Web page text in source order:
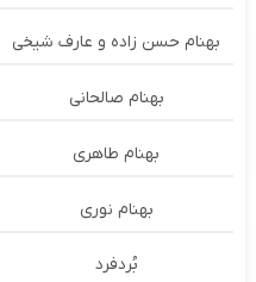
بهنام حسن زاده و عارف شیخی
بهنام صالحانی
بهنام طاهری
بهنام نوری
بُردفرد